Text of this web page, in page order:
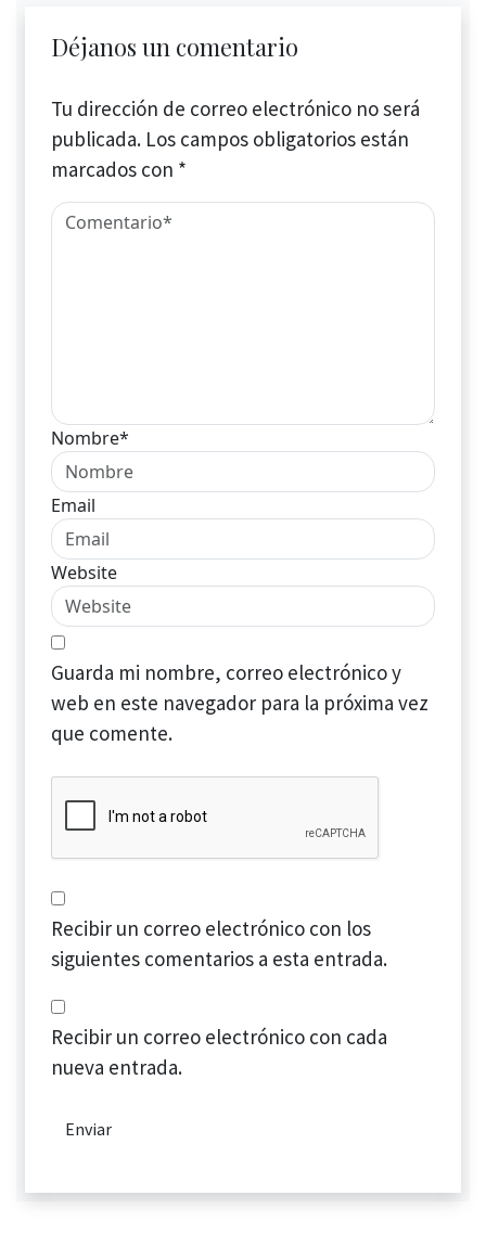
Déjanos un comentario
Tu dirección de correo electrónico no será
publicada. Los campos obligatorios están
marcados con *
Nombre*
Email
Website
Guarda mi nombre, correo electrónico y
web en este navegador para la próxima vez
que comente.
Recibir un correo electrónico con los
siguientes comentarios a esta entrada.
Recibir un correo electrónico con cada
nueva entrada.